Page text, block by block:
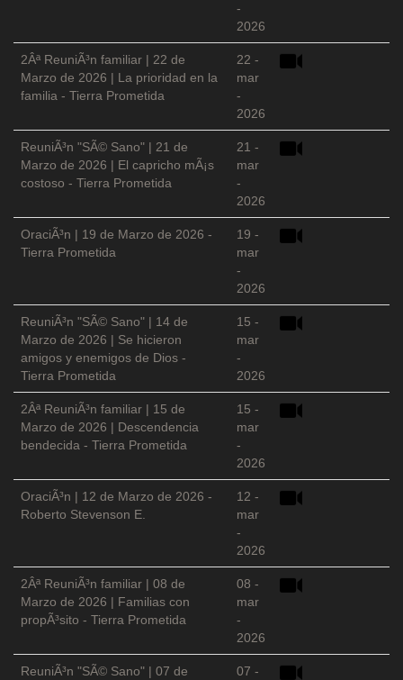
-
2026
2Âª ReuniÃ³n familiar | 22 de
Marzo de 2026 | La prioridad en la
familia - Tierra Prometida
22 -
mar
-
2026
ReuniÃ³n "SÃ© Sano" | 21 de
Marzo de 2026 | El capricho mÃ¡s
costoso - Tierra Prometida
21 -
mar
-
2026
OraciÃ³n | 19 de Marzo de 2026 -
Tierra Prometida
19 -
mar
-
2026
ReuniÃ³n "SÃ© Sano" | 14 de
Marzo de 2026 | Se hicieron
amigos y enemigos de Dios -
Tierra Prometida
15 -
mar
-
2026
2Âª ReuniÃ³n familiar | 15 de
Marzo de 2026 | Descendencia
bendecida - Tierra Prometida
15 -
mar
-
2026
OraciÃ³n | 12 de Marzo de 2026 -
Roberto Stevenson E.
12 -
mar
-
2026
2Âª ReuniÃ³n familiar | 08 de
Marzo de 2026 | Familias con
propÃ³sito - Tierra Prometida
08 -
mar
-
2026
ReuniÃ³n "SÃ© Sano" | 07 de
07 -